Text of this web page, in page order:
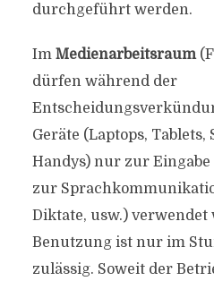
durchgeführt werden.
Im Medienarbeitsraum
dürfen während der
Geräte (Laptops, Tablets,
Handys) nur zur
zur
Diktate, usw.) verwendet
Benutzung ist nur im
zulässig. Soweit der